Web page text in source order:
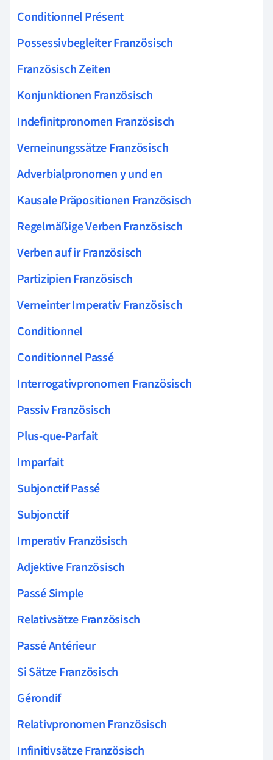
Conditionnel Présent
Possessivbegleiter Französisch
Französisch Zeiten
Konjunktionen Französisch
Indefinitpronomen Französisch
Verneinungssätze Französisch
Adverbialpronomen y und en
Kausale Präpositionen Französisch
Regelmäßige Verben Französisch
Verben auf ir Französisch
Partizipien Französisch
Verneinter Imperativ Französisch
Conditionnel
Conditionnel Passé
Interrogativpronomen Französisch
Passiv Französisch
Plus-que-Parfait
Imparfait
Subjonctif Passé
Subjonctif
Imperativ Französisch
Adjektive Französisch
Passé Simple
Relativsätze Französisch
Passé Antérieur
Si Sätze Französisch
Gérondif
Relativpronomen Französisch
Infinitivsätze Französisch